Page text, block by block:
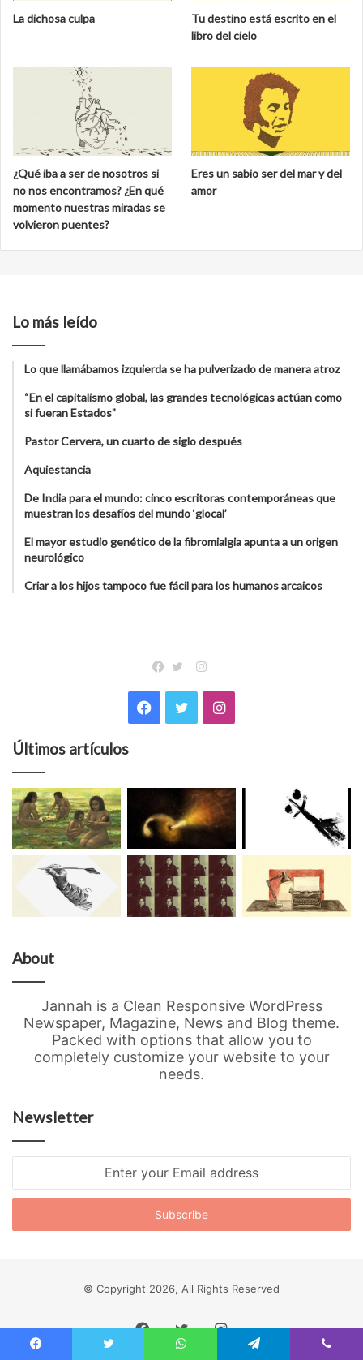
La dichosa culpa
Tu destino está escrito en el
libro del cielo
¿Qué iba a ser de nosotros si
no nos encontramos? ¿En qué
momento nuestras miradas se
volvieron puentes?
Eres un sabio ser del mar y del
amor
Lo más leído
Lo que llamábamos izquierda se ha pulverizado de manera atroz
“En el capitalismo global, las grandes tecnológicas actúan como
si fueran Estados”
Pastor Cervera, un cuarto de siglo después
Aquiestancia
De India para el mundo: cinco escritoras contemporáneas que
muestran los desafíos del mundo ‘glocal’
El mayor estudio genético de la fibromialgia apunta a un origen
neurológico
Criar a los hijos tampoco fue fácil para los humanos arcaicos
Instagram
Facebook
TwitterInstagram
Últimos artículos
About
Jannah is a Clean Responsive WordPress
Newspaper, Magazine, News and Blog theme.
Packed with options that allow you to
completely customize your website to your
needs.
Newsletter
Email
© Copyright 2026, All Rights Reserved
Facebook
TwitterInstagram